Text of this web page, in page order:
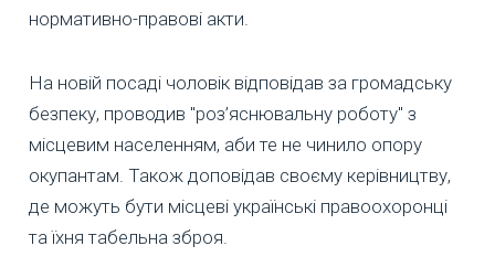
нормативно-правові акти.
На новій посаді чоловік відповідав за громадську
безпеку, проводив "роз’яснювальну роботу" з
місцевим населенням, аби те не чинило опору
окупантам. Також доповідав своєму керівництву,
де можуть бути місцеві українські правоохоронці
та їхня табельна зброя.